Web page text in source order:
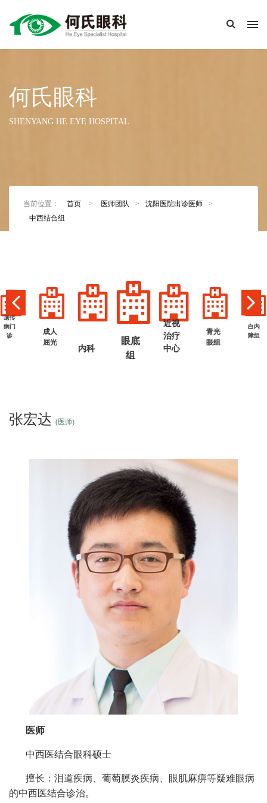
何氏眼科
SHENYANG HE EYE HOSPITAL
当前位置： 首页 > 医师团队 > 沈阳医院出诊医师
>
中西结合组
遗传
病门
诊
成人
屈光
内科
眼底
组
近视
治疗
中心
青光
眼组
白内
障组
张宏达 (医师)
医师
中西医结合眼科硕士
擅长：泪道疾病、葡萄膜炎疾病、眼肌麻痹等疑难眼病
的中西医结合诊治。